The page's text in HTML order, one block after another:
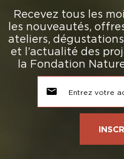
Recevez tous les
les nouveautés,
ateliers,
et l’actualité des
la Fondation